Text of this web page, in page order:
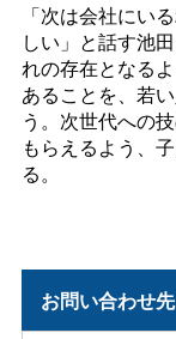
「次は会社にい
しい」と話す池
れの存在となる
あることを、若
う。次世代への
もらえるよう、
る。
お問い合わせ先